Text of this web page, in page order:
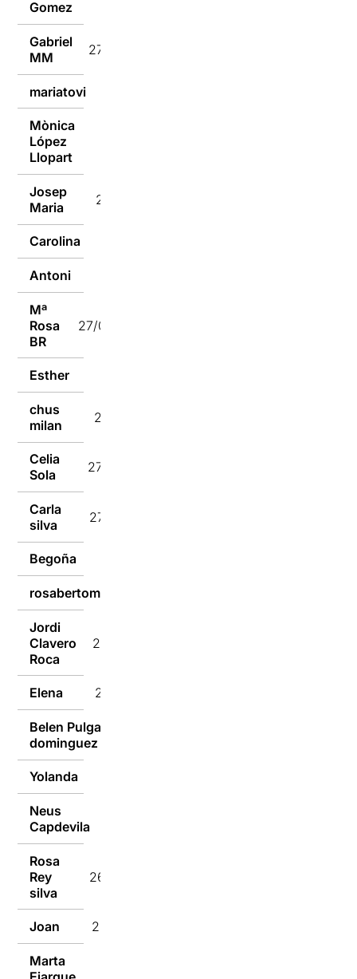
Gomez
Gabriel
MM
27/02/2023
mariatovi
Mònica
López
Llopart
Josep
Maria
27/02/2023
Carolina
Antoni
Mª
Rosa
BR
27/02/2023
Esther
chus
milan
27/02/2023
Celia
Sola
27/02/2023
Carla
silva
27/02/2023
Begoña
rosabertomeubertomeu
Jordi
Clavero
Roca
27/02/2023
Elena 27/02/2023
Belen Pulgain
dominguez
Yolanda
Neus
Capdevila
Rosa
Rey
silva
26/02/2023
Joan 26/02/2023
Marta